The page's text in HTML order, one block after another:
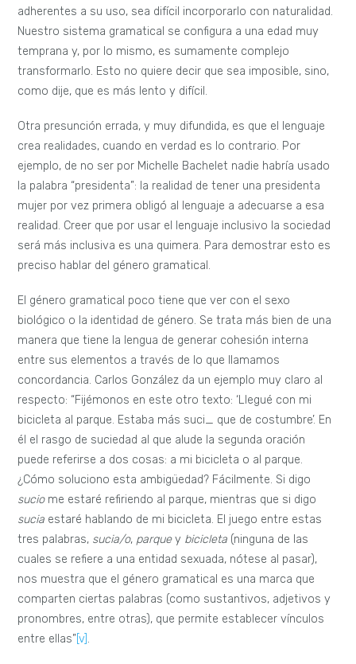
adherentes a su uso, sea difícil incorporarlo con naturalidad.
Nuestro sistema gramatical se configura a una edad muy
temprana y, por lo mismo, es sumamente complejo
transformarlo. Esto no quiere decir que sea imposible, sino,
como dije, que es más lento y difícil.
Otra presunción errada, y muy difundida, es que el lenguaje
crea realidades, cuando en verdad es lo contrario. Por
ejemplo, de no ser por Michelle Bachelet nadie habría usado
la palabra “presidenta”: la realidad de tener una presidenta
mujer por vez primera obligó al lenguaje a adecuarse a esa
realidad. Creer que por usar el lenguaje inclusivo la sociedad
será más inclusiva es una quimera. Para demostrar esto es
preciso hablar del género gramatical.
El género gramatical poco tiene que ver con el sexo
biológico o la identidad de género. Se trata más bien de una
manera que tiene la lengua de generar cohesión interna
entre sus elementos a través de lo que llamamos
concordancia. Carlos González da un ejemplo muy claro al
respecto: “Fijémonos en este otro texto: ‘Llegué con mi
bicicleta al parque. Estaba más suci_ que de costumbre’. En
él el rasgo de suciedad al que alude la segunda oración
puede referirse a dos cosas: a mi bicicleta o al parque.
¿Cómo soluciono esta ambigüedad? Fácilmente. Si digo
suciome estaré refiriendo al parque, mientras que si digo
sucia estaré hablando de mi bicicleta. El juego entre estas
tres palabras, sucia/o, parquey bicicleta (ninguna de las
cuales se refiere a una entidad sexuada, nótese al pasar),
nos muestra que el género gramatical es una marca que
comparten ciertas palabras (como sustantivos, adjetivos y
pronombres, entre otras), que permite establecer vínculos
entre ellas”[v] .